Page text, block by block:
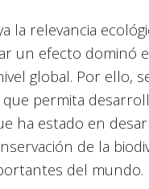
la relevancia
un efecto dominó
global. Por ello,
permita
ha estado en
de la
del mundo.